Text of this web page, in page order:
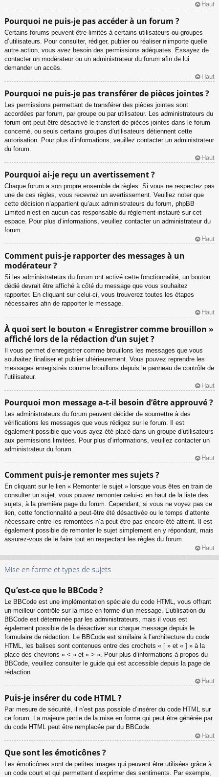
Haut
Pourquoi ne puis-je pas accéder à un forum ?
Certains forums peuvent être limités à certains utilisateurs ou groupes
d’utilisateurs. Pour consulter, rédiger, publier ou réaliser n’importe quelle
autre action, vous avez besoin des permissions adéquates. Essayez de
contacter un modérateur ou un administrateur du forum afin de lui
demander un accès.
Haut
Pourquoi ne puis-je pas transférer de pièces jointes ?
Les permissions permettant de transférer des pièces jointes sont
accordées par forum, par groupe ou par utilisateur. Les administrateurs du
forum ont peut-être désactivé le transfert de pièces jointes dans le forum
concerné, ou seuls certains groupes d’utilisateurs détiennent cette
autorisation. Pour plus d’informations, veuillez contacter un administrateur
du forum.
Haut
Pourquoi ai-je reçu un avertissement ?
Chaque forum a son propre ensemble de règles. Si vous ne respectez pas
une de ces règles, vous recevrez un avertissement. Veuillez noter que
cette décision n’appartient qu’aux administrateurs du forum, phpBB
Limited n’est en aucun cas responsable du règlement instauré sur cet
espace. Pour plus d’informations, veuillez contacter un administrateur du
forum.
Haut
Comment puis-je rapporter des messages à un
modérateur ?
Si les administrateurs du forum ont activé cette fonctionnalité, un bouton
dédié devrait être affiché à côté du message que vous souhaitez
rapporter. En cliquant sur celui-ci, vous trouverez toutes les étapes
nécessaires afin de rapporter le message.
Haut
À quoi sert le bouton « Enregistrer comme brouillon »
affiché lors de la rédaction d’un sujet ?
Il vous permet d’enregistrer comme brouillons les messages que vous
souhaitez finaliser et publier ultérieurement. Vous pouvez reprendre les
messages enregistrés comme brouillons depuis le panneau de contrôle de
l’utilisateur.
Haut
Pourquoi mon message a-t-il besoin d’être approuvé ?
Les administrateurs du forum peuvent décider de soumettre à des
vérifications les messages que vous rédigez sur le forum. Il est
également possible que vous ayez été placé dans un groupe d’utilisateurs
aux permissions limitées. Pour plus d’informations, veuillez contacter un
administrateur du forum.
Haut
Comment puis-je remonter mes sujets ?
En cliquant sur le lien « Remonter le sujet » lorsque vous êtes en train de
consulter un sujet, vous pouvez remonter celui-ci en haut de la liste des
sujets, à la première page du forum. Cependant, si vous ne voyez pas ce
lien, cette fonctionnalité a peut-être été désactivée ou le temps d’attente
nécessaire entre les remontées n’a peut-être pas encore été atteint. Il est
également possible de remonter le sujet simplement en y répondant, mais
assurez-vous de le faire tout en respectant les règles du forum.
Haut
Mise en forme et types de sujets
Qu’est-ce que le BBCode ?
Le BBCode est une implémentation spéciale du code HTML, vous offrant
un meilleur contrôle sur la mise en forme d’un message. L’utilisation du
BBCode est déterminée par les administrateurs, mais il vous est
également possible de la désactiver sur chaque message depuis le
formulaire de rédaction. Le BBCode est similaire à l’architecture du code
HTML, les balises sont contenues entre des crochets « [ » et « ] » à la
place des chevrons « < » et « > ». Pour plus d’informations à propos du
BBCode, veuillez consulter le guide qui est accessible depuis la page de
rédaction.
Haut
Puis-je insérer du code HTML ?
Par mesure de sécurité, il n’est pas possible d’insérer du code HTML sur
ce forum. La majeure partie de la mise en forme qui peut être générée par
du code HTML peut être remplacée par du BBCode.
Haut
Que sont les émoticônes ?
Les émoticônes sont de petites images qui peuvent être utilisées grâce à
un code court et qui permettent d’exprimer des sentiments. Par exemple,